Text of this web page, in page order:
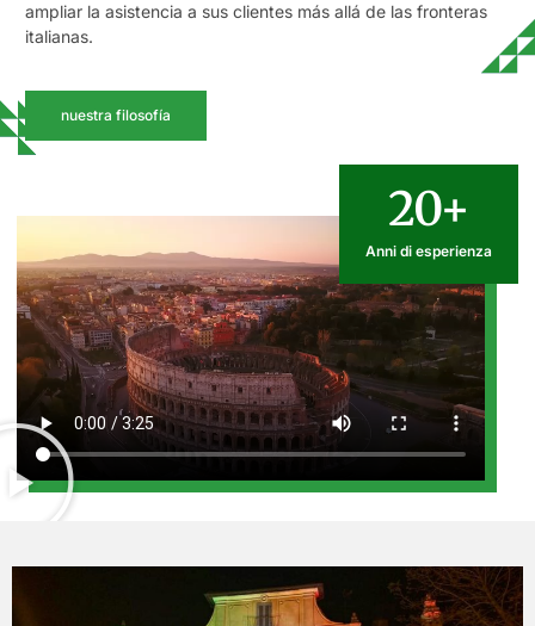
ampliar la asistencia a sus clientes más allá de las fronteras
italianas.
nuestra filosofía
20+
Anni di esperienza